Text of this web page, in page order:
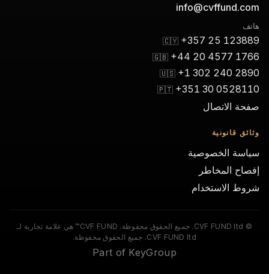
info@cvffund.com
هاتف
🇨🇾 +357 25 123889
🇬🇧 +44 20 4577 1766
🇺🇸 +1 302 240 2890
🇵🇹 +351 30 0528110
صفحة الاتصال
وثائق قانونية
سياسة الخصوصية
إفصاح المخاطر
شروط الاستخدام
© CVF FUND ltd. جميع الحقوق محفوظة. CVF FUND™ هي علامة تجارية لـ
CVF FUND ltd. جميع الحقوق محفوظة.
Part of KeyGroup